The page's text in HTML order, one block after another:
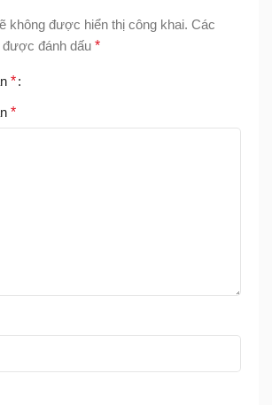
không được hiển thị công khai. Các
đánh dấu *
*
*